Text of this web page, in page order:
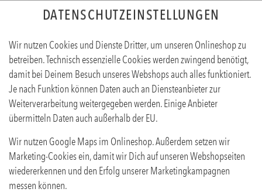
DATENSCHUTZEINSTELLUNGEN
Wir nutzen Cookies und Dienste Dritter, um unseren Onlineshop zu
betreiben. Technisch essenzielle Cookies werden zwingend benötigt,
damit bei Deinem Besuch unseres Webshops auch alles funktioniert.
Je nach Funktion können Daten auch an Diensteanbieter zur
Weiterverarbeitung weitergegeben werden. Einige Anbieter
übermitteln Daten auch außerhalb der EU.
Wir nutzen Google Maps im Onlineshop. Außerdem setzen wir
Marketing-Cookies ein, damit wir Dich auf unseren Webshopseiten
wiedererkennen und den Erfolg unserer Marketingkampagnen
messen können.
KLEINER GLÜCKSGRIFF
Produktinfos